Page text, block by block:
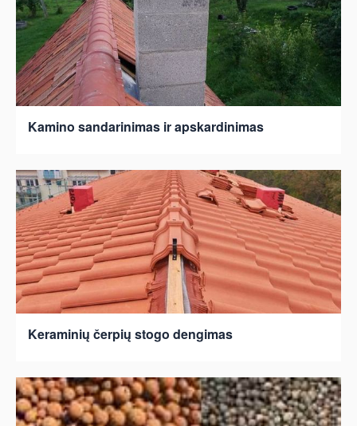
Kamino sandarinimas ir apskardinimas
Keraminių čerpių stogo dengimas